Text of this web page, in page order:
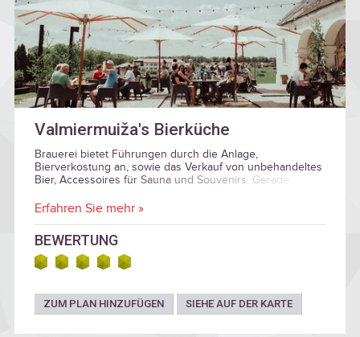
Valmiermuiža's Bierküche
Brauerei bietet Führungen durch die Anlage,
Bierverkostung an, sowie das Verkauf von unbehandeltes
Bier, Accessoires für Sauna und Souvenirs. Gerade
mit Bier genießen können und haben die Möglichkeit
Valmiermuiža zu reiten oder auf dem Pferderücken der
Umgebung von Valmiermuiža kennenzulernen.
Erfahren Sie mehr »
BEWERTUNG
ZUM PLAN HINZUFÜGEN SIEHE AUF DER KARTE